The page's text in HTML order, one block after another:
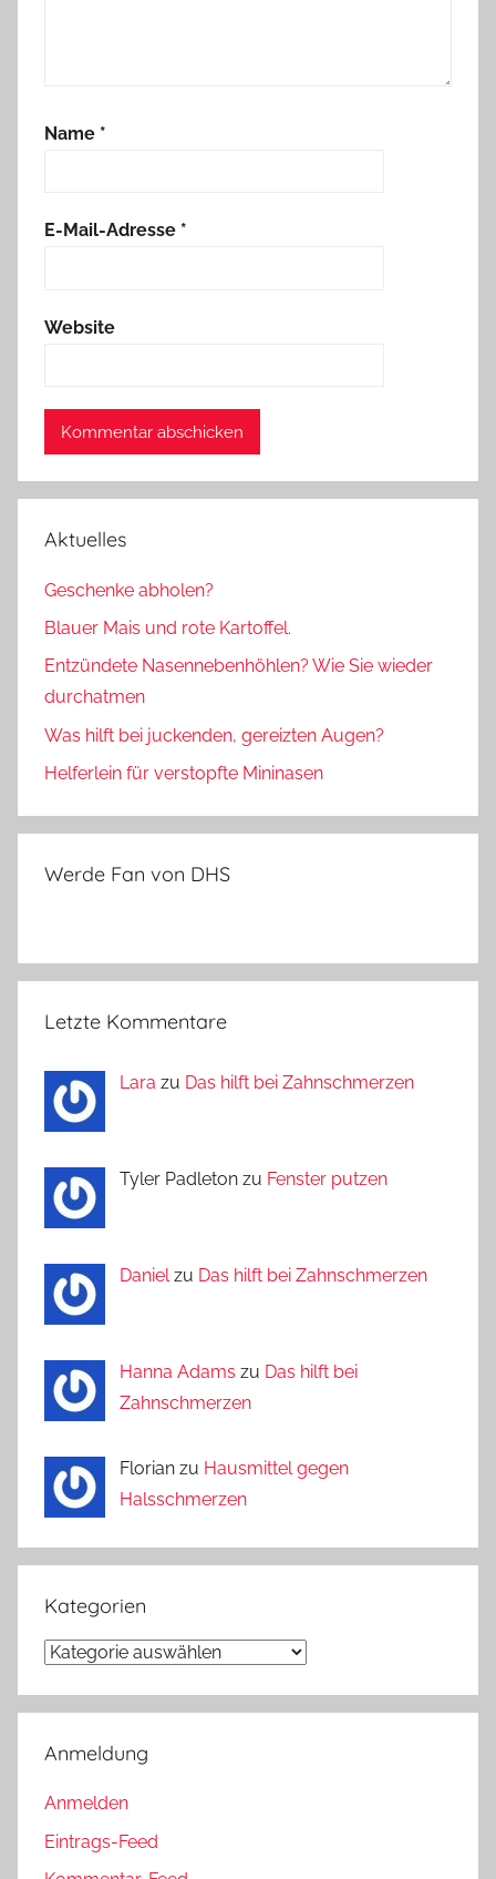
Name *
E-Mail-Adresse *
Website
Aktuelles
Geschenke abholen?
Blauer Mais und rote Kartoffel.
Entzündete Nasennebenhöhlen? Wie Sie wieder
durchatmen
Was hilft bei juckenden, gereizten Augen?
Helferlein für verstopfte Mininasen
Werde Fan von DHS
Letzte Kommentare
Lara zu Das hilft bei Zahnschmerzen
Tyler Padleton zu Fenster putzen
Daniel zu Das hilft bei Zahnschmerzen
Hanna Adams zu Das hilft bei
Zahnschmerzen
Florian zu Hausmittel gegen
Halsschmerzen
Kategorien
Kategorien
Anmeldung
Anmelden
Eintrags-Feed